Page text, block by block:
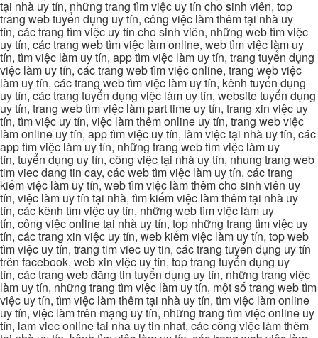
tại nhà uy tín, những trang tìm việc uy tín cho sinh viên, top
trang web tuyển dụng uy tín, công việc làm thêm tại nhà uy
tín, các trang tìm việc uy tín cho sinh viên, những web tìm việc
uy tín, các trang web tìm việc làm online, web tìm việc làm uy
tín, tìm việc làm uy tín, app tìm việc làm uy tín, trang tuyển dụng
việc làm uy tín, các trang web tìm việc online, trang web việc
làm uy tín, các trang web tìm việc làm uy tín, kênh tuyển dụng
uy tín, các trang tuyển dụng việc làm uy tín, website tuyển dụng
uy tín, trang web tìm việc làm part time uy tín, trang xin việc uy
tín, tìm việc uy tín, việc làm thêm online uy tín, trang web việc
làm online uy tín, app tìm việc uy tín, làm việc tại nhà uy tín, các
app tìm việc làm uy tín, những trang web tìm việc làm uy
tín, tuyển dụng uy tín, công việc tại nhà uy tín, nhung trang web
tim viec dang tin cay, các web tìm việc làm uy tín, các trang
kiếm việc làm uy tín, web tìm việc làm thêm cho sinh viên uy
tín, việc làm uy tín tại nhà, tìm kiếm việc làm thêm tại nhà uy
tín, các kênh tìm việc uy tín, những web tìm việc làm uy
tín, công việc online tại nhà uy tín, top những trang tìm việc uy
tín, các trang xin việc uy tín, web kiếm việc làm uy tín, top web
tìm việc uy tín, trang tim viec uy tin, các trang tuyển dụng uy tín
trên facebook, web xin việc uy tín, top trang tuyển dụng uy
tín, các trang web đăng tin tuyển dụng uy tín, những trang việc
làm uy tín, những trang tìm việc làm uy tín, một số trang web tìm
việc uy tín, tìm việc làm thêm tại nhà uy tín, tìm việc làm online
uy tín, việc làm trên mạng uy tín, những trang tìm việc online uy
tín, lam viec online tai nha uy tin nhat, các công việc làm thêm